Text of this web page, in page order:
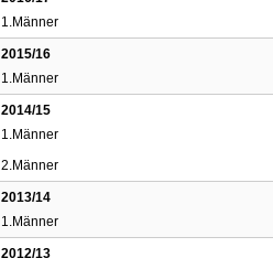
1.Männer
2015/16
1.Männer
2014/15
1.Männer
2.Männer
2013/14
1.Männer
2012/13